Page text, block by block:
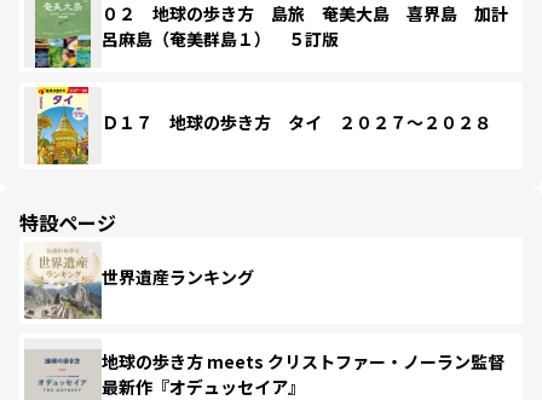
０２ 地球の歩き方 島旅 奄美大島 喜界島 加計
呂麻島（奄美群島１） ５訂版
Ｄ１７ 地球の歩き方 タイ ２０２７～２０２８
特設ページ
世界遺産ランキング
地球の歩き方 meets クリストファー・ノーラン監督
最新作『オデュッセイア』